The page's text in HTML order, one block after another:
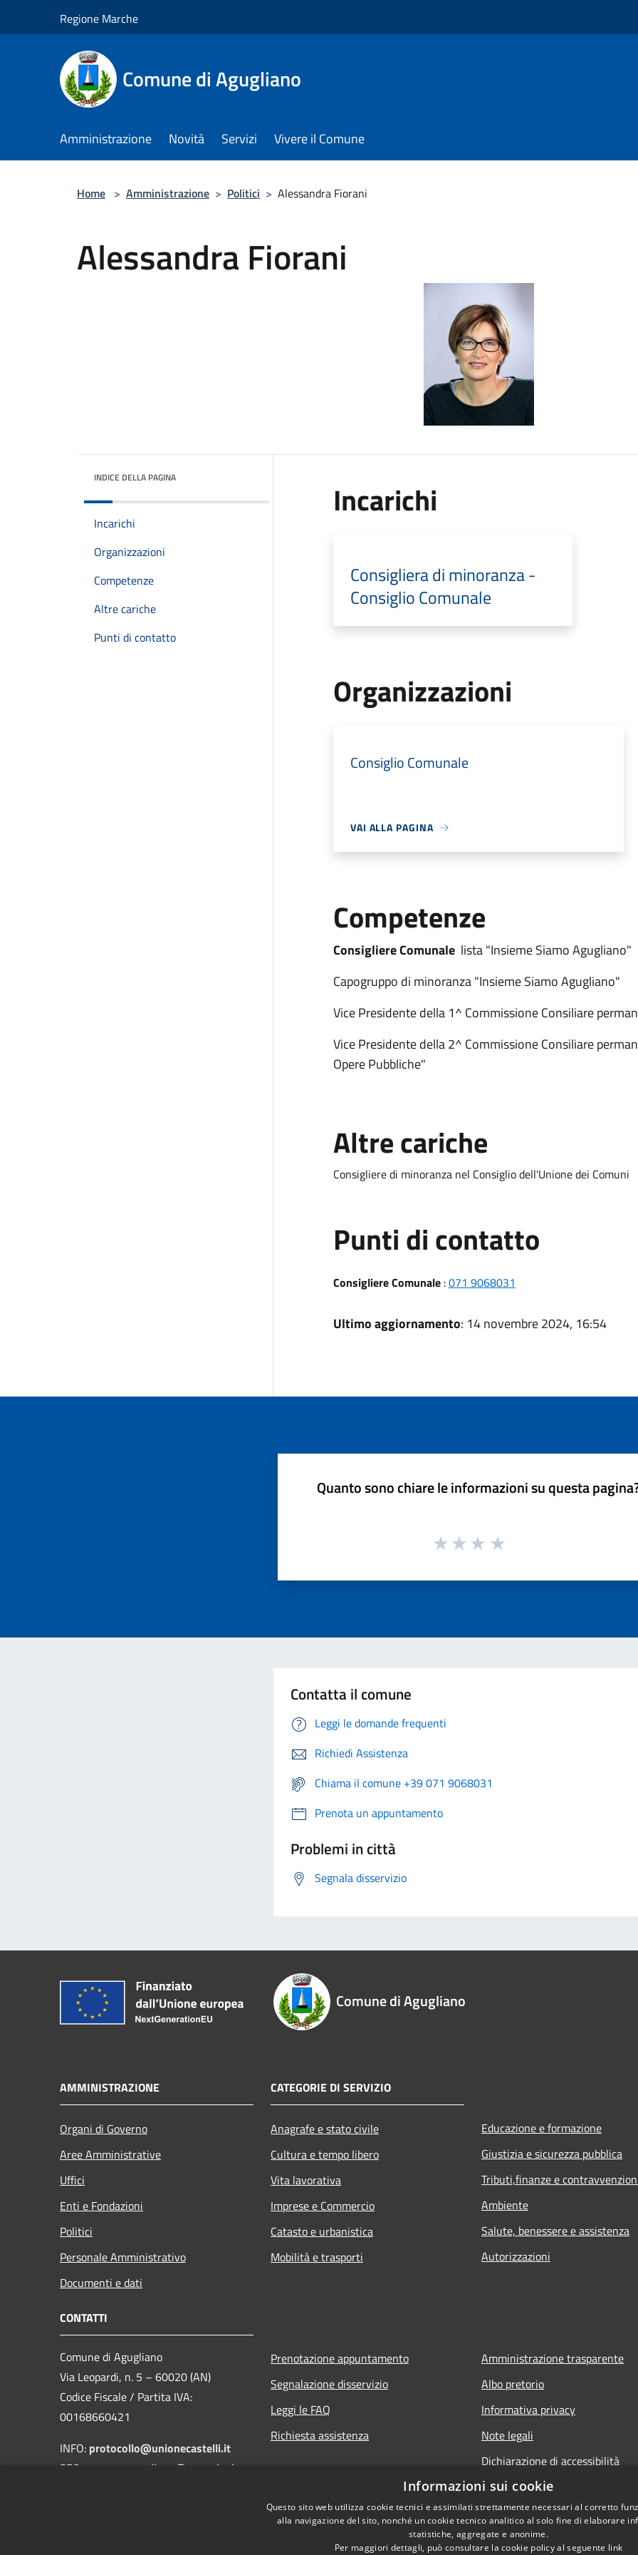
Regione Marche
Comune di Agugliano
Amministrazione Novità Servizi Vivere il Comune
Home > Amministrazione > Politici > Alessandra Fiorani
Alessandra Fiorani
INDICE DELLA PAGINA
Incarichi
Organizzazioni
Competenze
Altre cariche
Punti di contatto
Incarichi
Consigliera di minoranza -
Consiglio Comunale
Organizzazioni
Consiglio Comunale
VAI ALLA PAGINA
Competenze
Consigliere Comunalelista "Insieme Siamo Agugliano"
Capogruppo di minoranza "Insieme Siamo Agugliano"
Vice Presidente della 1^ Commissione Consiliare
Vice Presidente della 2^ Commissione Consiliare
Opere Pubbliche"
Altre cariche
Consigliere di minoranza nel Consiglio dell'Unione dei Comuni
Punti di contatto
Consigliere Comunale:071 9068031
Ultimo aggiornamento: 14 novembre 2024, 16:54
Quanto sono chiare le informazioni su questa
Contatta il comune
Leggi le domande frequenti
Richiedi Assistenza
Chiama il comune +39 071 9068031
Prenota un appuntamento
Problemi in città
Segnala disservizio
Comune di Agugliano
AMMINISTRAZIONE
Organi di Governo
Aree Amministrative
Uffici
Enti e Fondazioni
Politici
Personale Amministrativo
Documenti e dati
CATEGORIE DI SERVIZIO
Anagrafe e stato civile
Cultura e tempo libero
Vita lavorativa
Imprese e Commercio
Catasto e urbanistica
Mobilità e trasporti
Educazione e formazione
Giustizia e sicurezza pubblica
Tributi,finanze e
Ambiente
Salute, benessere e assistenza
Autorizzazioni
CONTATTI
Comune di Agugliano
Via Leopardi, n. 5 – 60020 (AN)
Codice Fiscale / Partita IVA:
00168660421
INFO: protocollo@unionecastelli.it
PEC:
comune.agugliano@emarche.it
Prenotazione appuntamento
Segnalazione disservizio
Leggi le FAQ
Richiesta assistenza
Amministrazione trasparente
Albo pretorio
Informativa privacy
Note legali
Dichiarazione di accessibilità
Informazioni sui cookie
Questo sito web utilizza cookie tecnici e assimilati strettamente necessari al corretto
alla navigazione del sito, nonché un cookie tecnico analitico al solo fine di elaborare
statistiche, aggregate e anonime.
Per maggiori dettagli, può consultare la cookie policy al seguente link